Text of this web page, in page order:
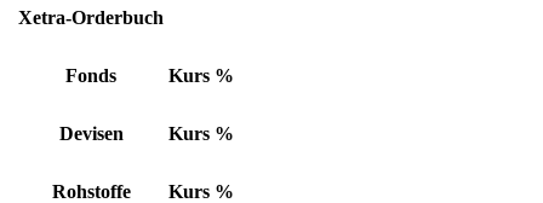
Xetra-Orderbuch
Fonds Kurs %
Devisen Kurs %
Rohstoffe Kurs %